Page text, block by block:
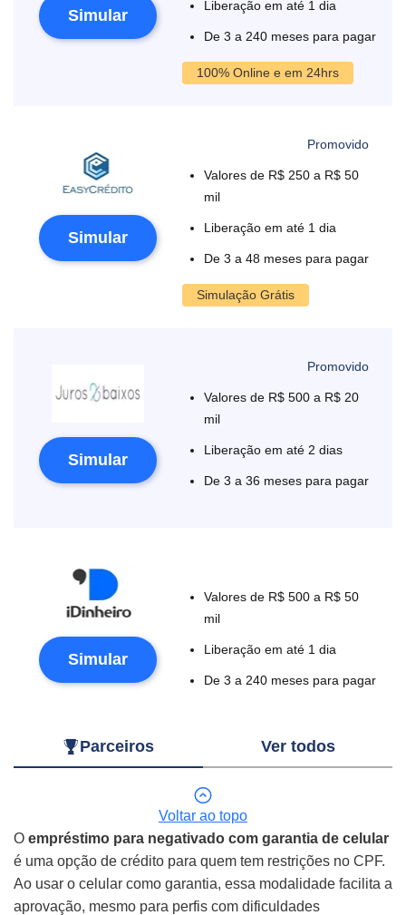
Simular
Liberação em até 1 dia
De 3 a 240 meses para pagar
100% Online e em 24hrs
Simular
Valores de R$ 250 a R$ 50
mil
Liberação em até 1 dia
De 3 a 48 meses para pagar
Simulação Grátis
Simular
Valores de R$ 500 a R$ 20
mil
Liberação em até 2 dias
De 3 a 36 meses para pagar
Simular
Valores de R$ 500 a R$ 50
mil
Liberação em até 1 dia
De 3 a 240 meses para pagar
Parceiros Ver todos
Voltar ao topo
O empréstimo para negativado com garantia de celular
é uma opção de crédito para quem tem restrições no CPF.
Ao usar o celular como garantia, essa modalidade facilita a
aprovação, mesmo para perfis com dificuldades